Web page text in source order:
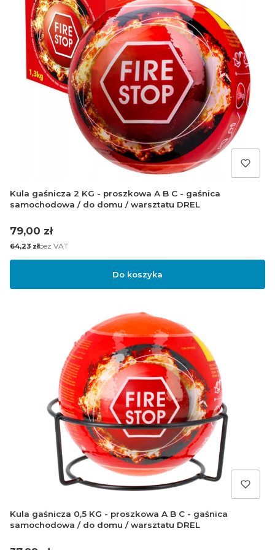
Kula gaśnicza 2 KG - proszkowa A B C - gaśnica
samochodowa / do domu / warsztatu DREL
Cena
79,00 zł
Cena
64,23 złbez VAT
Do koszyka
Kula gaśnicza 0,5 KG - proszkowa A B C - gaśnica
samochodowa / do domu / warsztatu DREL